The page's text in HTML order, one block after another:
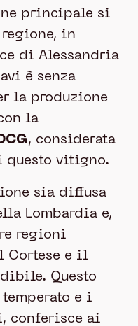
principale si
in
di Alessandria
è senza
la produzione
la
, considerata
questo vitigno.
sia diffusa
Lombardia e,
regioni
Cortese e il
Questo
e i
conferisce ai